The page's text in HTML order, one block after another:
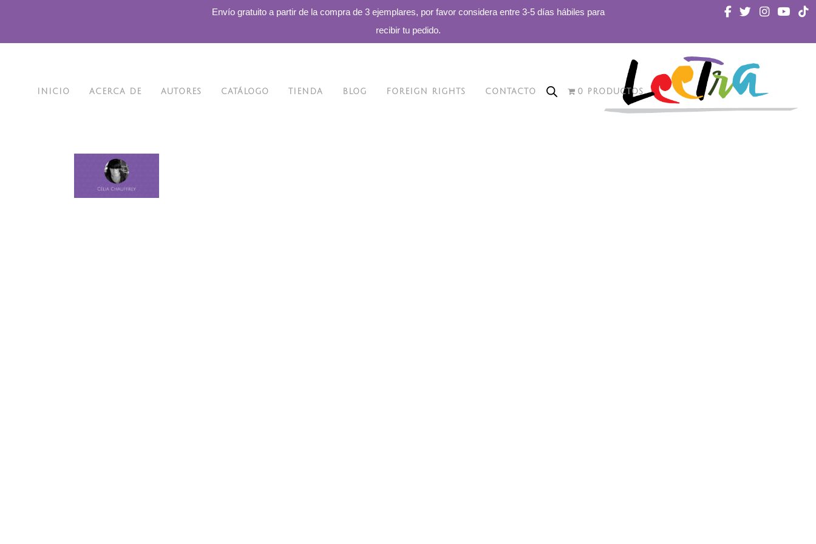
Envío gratuito a partir de la compra de 3 ejemplares, por favor considera entre 3-5 días hábiles para
recibir tu pedido.
INICIO ACERCA DE AUTORES CATÁLOGO TIENDA BLOG FOREIGN RIGHTS CONTACTO 0 PRODUCTOS